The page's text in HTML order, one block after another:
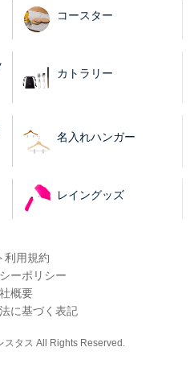
コースター
カトラリー
名入れハンガー
レイングッズ
利用規約
ーポリシー
概要
に基づく表記
タス All Rights Reserved.